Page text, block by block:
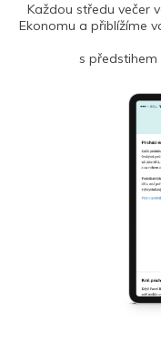
Každou středu večer
Ekonomu a přiblížíme
s předstihem